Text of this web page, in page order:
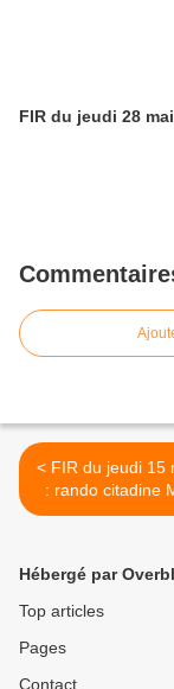
FIR du jeudi 28
< FIR du jeudi 15 mai 2025
: rando citadine
Le Panier
Hébergé par
Top articles
Pages
Contact